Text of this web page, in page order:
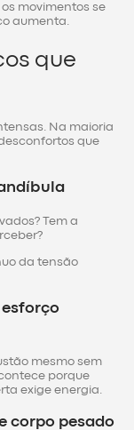
movimentos se
aumenta.
que
Na maioria
que
Tem a
da tensão
mesmo sem
porque
exige energia.
corpo pesado